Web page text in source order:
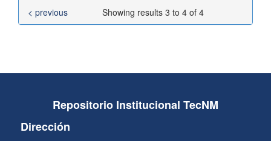
Showing results 3 to 4 of 4
< previous
Repositorio Institucional TecNM
Dirección